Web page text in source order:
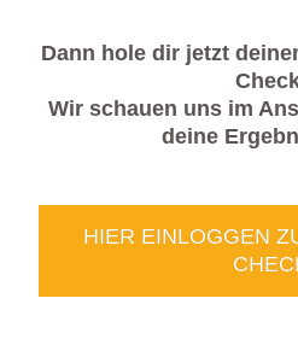
Dann hole dir jetzt
Wir schauen uns im
deine
HIER EINLOGGEN